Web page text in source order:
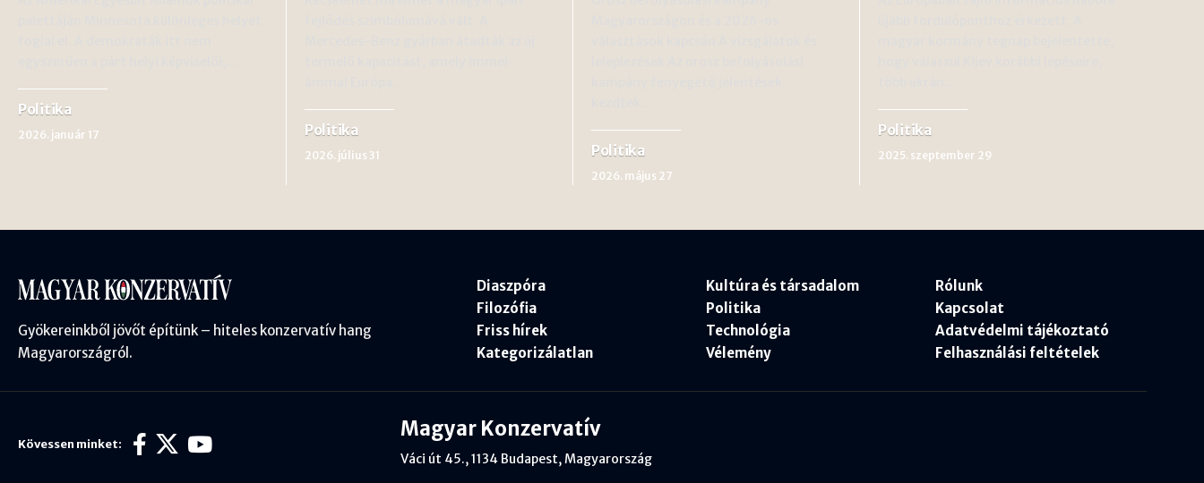
Politika
2026. január 17 Politika
2026. július 31 Politika
2026. május 27
Politika
2025. szeptember 29
Gyökereinkből jövőt építünk – hiteles konzervatív hang
Magyarországról.
Diaszpóra
Filozófia
Friss hírek
Kategorizálatlan
Kultúra és társadalom
Politika
Technológia
Vélemény
Rólunk
Kapcsolat
Adatvédelmi tájékoztató
Felhasználási feltételek
Kövessen minket:
Magyar Konzervatív
Váci út 45., 1134 Budapest, Magyarország